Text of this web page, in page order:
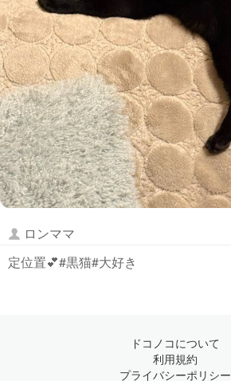
ロンママ
定位置💕#黒猫#大好き
ドコノコについて
利用規約
プライバシーポリシー